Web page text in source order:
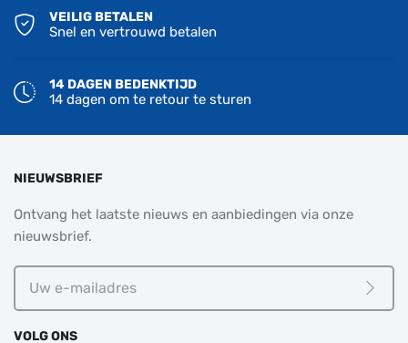
VEILIG BETALEN
Snel en vertrouwd betalen
14 DAGEN BEDENKTIJD
14 dagen om te retour te sturen
NIEUWSBRIEF
Ontvang het laatste nieuws en aanbiedingen via onze
nieuwsbrief.
Meld
VOLG ONS